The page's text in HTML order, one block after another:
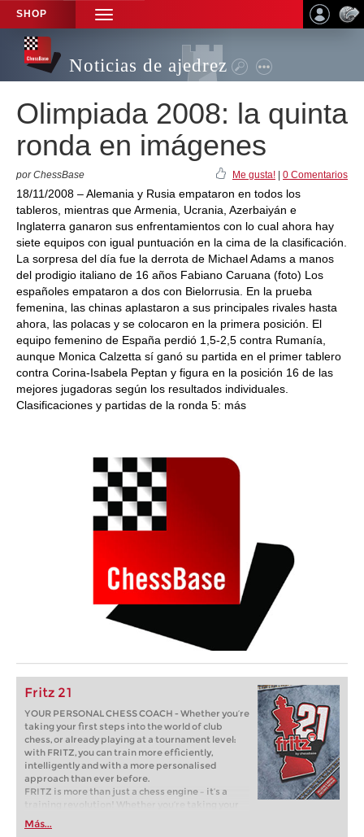
SHOP
TOGGLE
NAVIGATION
Noticias de ajedrez
Olimpiada 2008: la quinta
ronda en imágenes
por ChessBase Me gusta! 0 Comentarios
18/11/2008 – Alemania y Rusia empataron en todos los
tableros, mientras que Armenia, Ucrania, Azerbaiyán e
Inglaterra ganaron sus enfrentamientos con lo cual ahora hay
siete equipos con igual puntuación en la cima de la clasificación.
La sorpresa del día fue la derrota de Michael Adams a manos
del prodigio italiano de 16 años Fabiano Caruana (foto) Los
españoles empataron a dos con Bielorrusia. En la prueba
femenina, las chinas aplastaron a sus principales rivales hasta
ahora, las polacas y se colocaron en la primera posición. El
equipo femenino de España perdió 1,5-2,5 contra Rumanía,
aunque Monica Calzetta sí ganó su partida en el primer tablero
contra Corina-Isabela Peptan y figura en la posición 16 de las
mejores jugadoras según los resultados individuales.
Clasificaciones y partidas de la ronda 5: más
Fritz 21
YOUR PERSONAL CHESS COACH - Whether you’re
taking your first steps into the world of club
chess, or already playing at a tournament level:
with FRITZ, you can train more efficiently,
intelligently and with a more personalised
approach than ever before.
FRITZ is more than just a chess engine – it’s a
training revolution! Whether you’re taking your
first steps into the world of club chess, or already
playing at a tournament level: with FRITZ, you can
Más...